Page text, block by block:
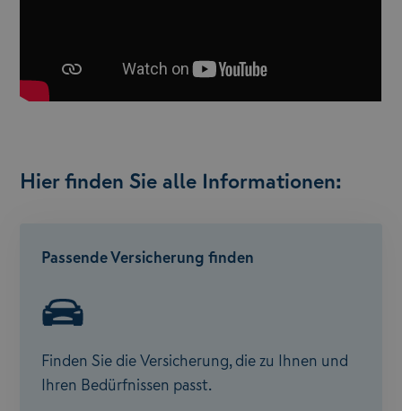
Hier finden Sie alle Informationen:
Passende Versicherung finden
Finden Sie die Versicherung, die zu Ihnen und
Ihren Bedürfnissen passt.